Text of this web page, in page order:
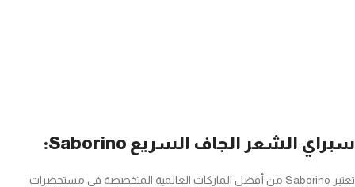
سبراي الشعر الجاف السريع Saborino:
تعتبر Saborino من أفضل الماركات العالمية المتخصصة في مستحضرات